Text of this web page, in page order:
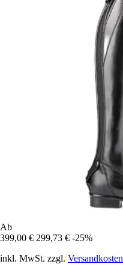
Ab
399,00 € 299,73 € -25%
inkl. MwSt. zzgl. Versandkosten